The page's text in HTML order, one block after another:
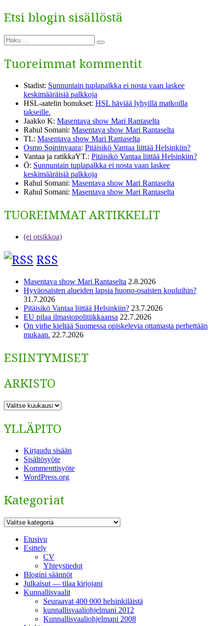
Etsi blogin sisällöstä
Etsi:
Haku
Tuoreimmat kommentit
Stadist: Sunnuntain tuplapalkka ei nosta vaan laskee
keskimääräisiä palkkoja
HSL-aatelin bonukset: HSL häviää lyhyillä matkoilla
takseille.
Jaakko K: Masentava show Mari Rantaselta
Rahul Somani: Masentava show Mari Rantaselta
TL: Masentava show Mari Rantaselta
Osmo Soininvaara: Pitäisikö Vantaa liittää Helsinkiin?
Vantaa ja ratikkaYT.: Pitäisikö Vantaa liittää Helsinkiin?
Ö: Sunnuntain tuplapalkka ei nosta vaan laskee
keskimääräisiä palkkoja
Rahul Somani: Masentava show Mari Rantaselta
Rahul Somani: Masentava show Mari Rantaselta
TUOREIMMAT ARTIKKELIT
(ei otsikkoa)
RSS
Masentava show Mari Rantaselta 2.8.2026
Hyväosaisten alueiden lapsia huono-osaisten kouluihin?
31.7.2026
Pitäisikö Vantaa liittää Helsinkiin? 23.7.2026
EU pilaa ilmastopolitiikkaansa 22.7.2026
On virhe kieltää Suomessa opiskelevia ottamasta perhettään
mukaan. 22.7.2026
ESIINTYMISET
ARKISTO
ARKISTO
YLLÄPITO
Kirjaudu sisään
Sisältösyöte
Kommenttisyöte
WordPress.org
Kategoriat
Kategoriat
Etusivu
Esittely
CV
Yhteystiedot
Blogini säännöt
Julkaisut — tilaa kirjojani
Kunnallisvaalit
Seuraavat 400 000 helsinkiläistä
kunnallisvaaliohjelmani 2012
Kunnallisvaaliohjelmani 2008